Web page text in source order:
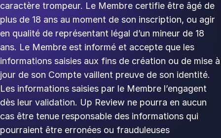
caractère trompeur. Le Membre certifie être âgé de
plus de 18 ans au moment de son inscription, ou agir
en qualité de représentant légal d’un mineur de 18
ans. Le Membre est informé et accepte que les
informations saisies aux fins de création ou de mise à
jour de son Compte vaillent preuve de son identité.
Les informations saisies par le Membre l’engagent
dès leur validation. Up Review ne pourra en aucun
cas être tenue responsable des informations qui
pourraient être erronées ou frauduleuses